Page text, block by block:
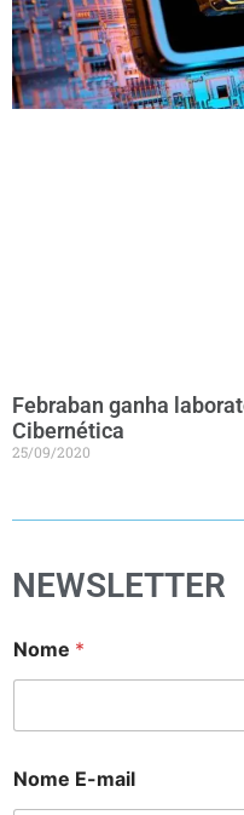
Febraban ganha
Cibernética
25/09/2020
NEWSLETTER
Nome *
Nome E-mail